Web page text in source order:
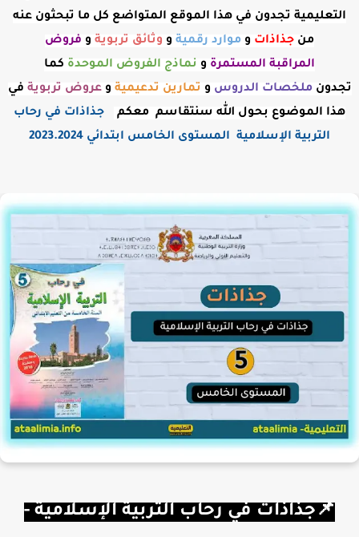
التعليمية تجدون في هذا الموقع المتواضع كل ما تبحثون عنه
من جذاذات و موارد رقمية و وثائق تربوية و فروض
المراقبة المستمرة و نماذج الفروض الموحدة كما
تجدونملخصات الدروس و تمارين تدعيمية وعروض تربوية في
هذا الموضوع بحول الله سنتقاسم معكم
جذاذات في رحاب
التربية الإسلامية المستوى الخامس ابتدائي 2023.2024
📌جذاذات في رحاب التربية الإسلامية -